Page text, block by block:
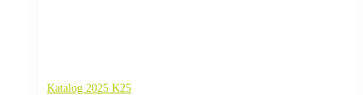
Katalog 2025 K25